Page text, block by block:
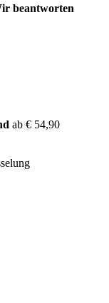
beantworten
ab € 54,90